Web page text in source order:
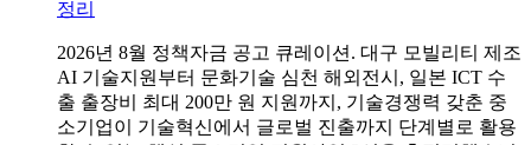
정리
2026년 8월 정책자금 공고 큐레이션. 대구 모빌리티 제조
AI 기술지원부터 문화기술 심천 해외전시, 일본 ICT 수
출 출장비 최대 200만 원 지원까지, 기술경쟁력 갖춘 중
소기업이 기술혁신에서 글로벌 진출까지 단계별로 활용